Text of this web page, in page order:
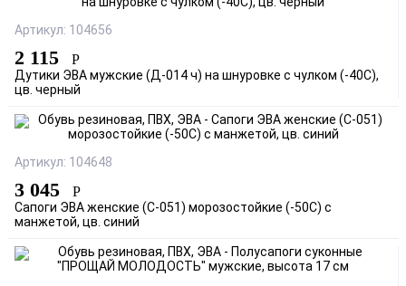
Артикул: 104656
2 115 Р
Дутики ЭВА мужские (Д-014 ч) на шнуровке с чулком (-40С),
цв. черный
Артикул: 104648
3 045 Р
Сапоги ЭВА женские (С-051) морозостойкие (-50С) с
манжетой, цв. синий